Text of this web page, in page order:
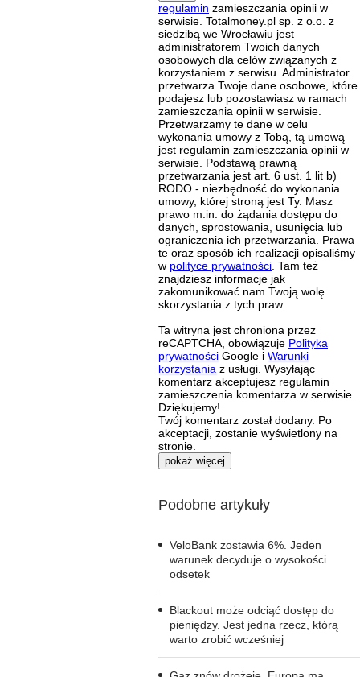
regulamin zamieszczania opinii w
serwisie. Totalmoney.pl sp. z o.o. z
siedzibą we Wrocławiu jest
administratorem Twoich danych
osobowych dla celów związanych z
korzystaniem z serwisu. Administrator
przetwarza Twoje dane osobowe, które
podajesz lub pozostawiasz w ramach
zamieszczania opinii w serwisie.
Przetwarzamy te dane w celu
wykonania umowy z Tobą, tą umową
jest regulamin zamieszczania opinii w
serwisie. Podstawą prawną
przetwarzania jest art. 6 ust. 1 lit b)
RODO - niezbędność do wykonania
umowy, której stroną jest Ty. Masz
prawo m.in. do żądania dostępu do
danych, sprostowania, usunięcia lub
ograniczenia ich przetwarzania. Prawa
te oraz sposób ich realizacji opisaliśmy
w polityce prywatności . Tam też
znajdziesz informacje jak
zakomunikować nam Twoją wolę
skorzystania z tych praw.
Ta witryna jest chroniona przez
reCAPTCHA, obowiązuje Polityka
prywatności Google i Warunki
korzystania z usługi. Wysyłając
komentarz akceptujesz regulamin
zamieszczenia komentarza w serwisie.
Dziękujemy!
Twój komentarz został dodany. Po
akceptacji, zostanie wyświetlony na
stronie.
pokaż więcej
Podobne artykuły
VeloBank zostawia 6%. Jeden
warunek decyduje o wysokości
odsetek
Blackout może odciąć dostęp do
pieniędzy. Jest jedna rzecz, którą
warto zrobić wcześniej